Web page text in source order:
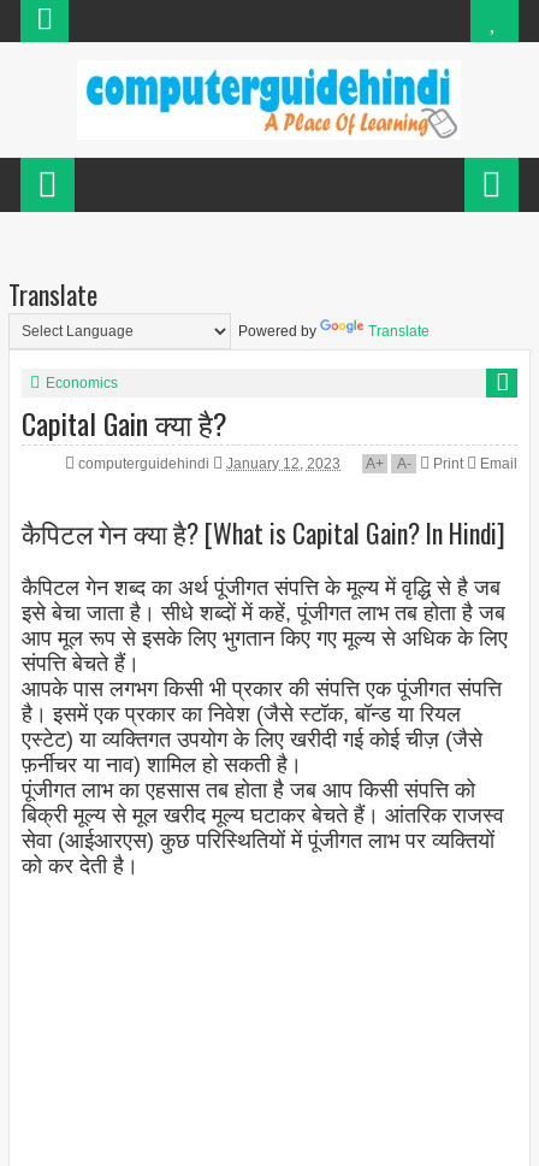
Translate
Powered by Translate
Economics
Capital Gain क्या है?
computerguidehindi January 12, 2023 A+ A- Print Email
कैपिटल गेन क्या है? [What is Capital Gain? In Hindi]
कैपिटल गेन शब्द का अर्थ पूंजीगत संपत्ति के मूल्य में वृद्धि से है जब
इसे बेचा जाता है। सीधे शब्दों में कहें, पूंजीगत लाभ तब होता है जब
आप मूल रूप से इसके लिए भुगतान किए गए मूल्य से अधिक के लिए
संपत्ति बेचते हैं।
आपके पास लगभग किसी भी प्रकार की संपत्ति एक पूंजीगत संपत्ति
है। इसमें एक प्रकार का निवेश (जैसे स्टॉक, बॉन्ड या रियल
एस्टेट) या व्यक्तिगत उपयोग के लिए खरीदी गई कोई चीज़ (जैसे
फ़र्नीचर या नाव) शामिल हो सकती है।
पूंजीगत लाभ का एहसास तब होता है जब आप किसी संपत्ति को
बिक्री मूल्य से मूल खरीद मूल्य घटाकर बेचते हैं। आंतरिक राजस्व
सेवा (आईआरएस) कुछ परिस्थितियों में पूंजीगत लाभ पर व्यक्तियों
को कर देती है।